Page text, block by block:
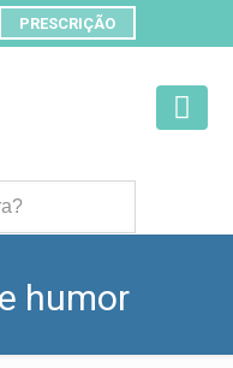
PRESCRIÇÃO
humor